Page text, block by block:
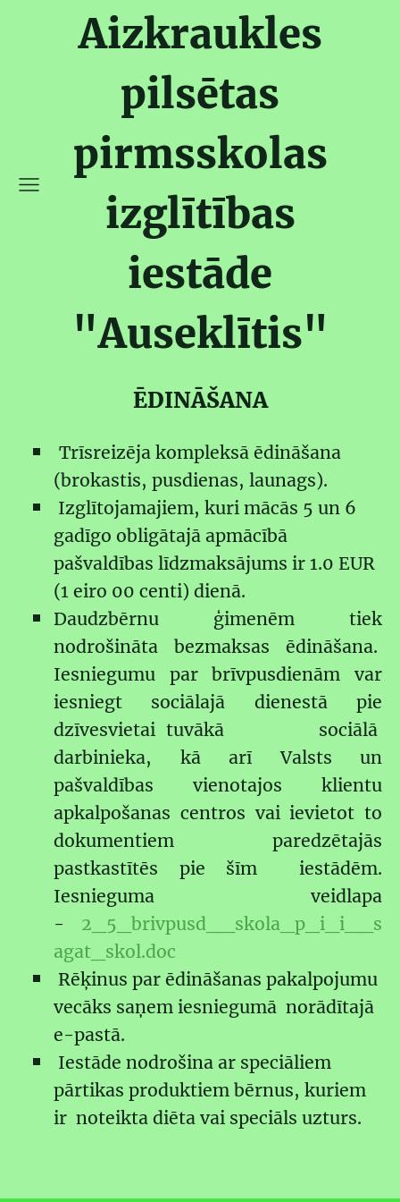
Aizkraukles
pilsētas
pirmsskolas
izglītības
iestāde
"Auseklītis"
ĒDINĀŠANA
Trīsreizēja kompleksā ēdināšana
(brokastis, pusdienas, launags).
Izglītojamajiem, kuri mācās 5 un 6
gadīgo obligātajā apmācībā
pašvaldības līdzmaksājums ir 1.0 EUR
(1 eiro 00 centi) dienā.
Daudzbērnu ģimenēm tiek
nodrošināta bezmaksas ēdināšana.
Iesniegumu par brīvpusdienām var
iesniegt sociālajā dienestā pie
dzīvesvietai tuvākā sociālā
darbinieka, kā arī Valsts un
pašvaldības vienotajos klientu
apkalpošanas centros vai ievietot to
dokumentiem paredzētajās
pastkastītēs pie šīm iestādēm.
Iesnieguma veidlapa
- 2_5_brivpusd__skola_p_i_i__s
agat_skol.doc
Rēķinus par ēdināšanas pakalpojumu
vecāks saņem iesniegumā norādītajā
e-pastā.
Iestāde nodrošina ar speciāliem
pārtikas produktiem bērnus, kuriem
ir noteikta diēta vai speciāls uzturs.